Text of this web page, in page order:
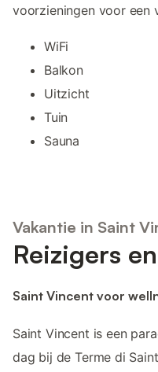
voorzieningen voor een
WiFi
Balkon
Uitzicht
Tuin
Sauna
Vakantie in Saint
Reizigers
Saint Vincent voor
Saint Vincent is een
dag bij de Terme di